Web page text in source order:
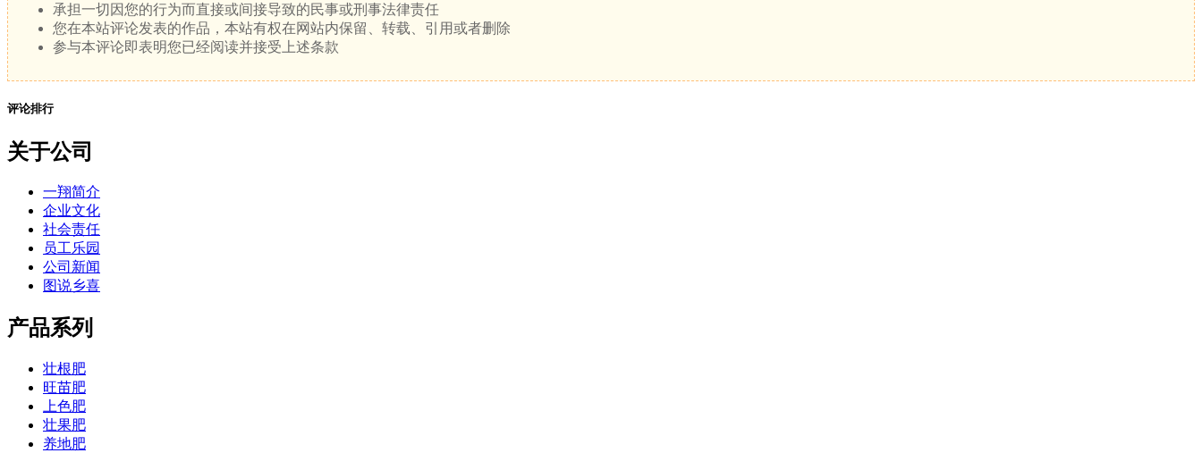
承担一切因您的行为而直接或间接导致的民事或刑事法律责任
您在本站评论发表的作品，本站有权在网站内保留、转载、引用或者删除
参与本评论即表明您已经阅读并接受上述条款
评论排行
关于公司
一翔简介
企业文化
社会责任
员工乐园
公司新闻
图说乡喜
产品系列
壮根肥
旺苗肥
上色肥
壮果肥
养地肥